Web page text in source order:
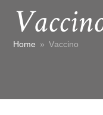
Home » Vaccino